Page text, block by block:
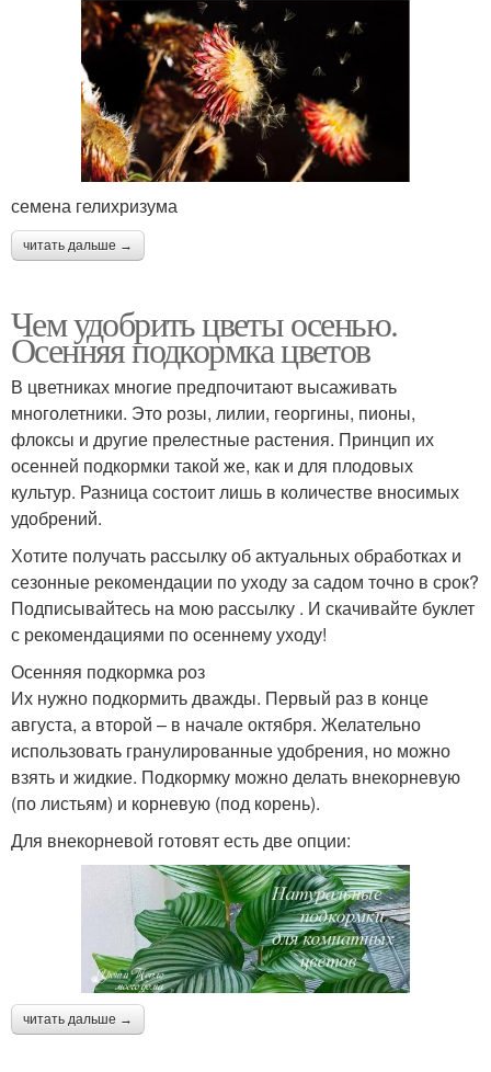
семена гелихризума
читать дальше →
Чем удобрить цветы осенью.
Осенняя подкормка цветов
В цветниках многие предпочитают высаживать
многолетники. Это розы, лилии, георгины, пионы,
флоксы и другие прелестные растения. Принцип их
осенней подкормки такой же, как и для плодовых
культур. Разница состоит лишь в количестве вносимых
удобрений.
Хотите получать рассылку об актуальных обработках и
сезонные рекомендации по уходу за садом точно в срок?
Подписывайтесь на мою рассылку . И скачивайте буклет
с рекомендациями по осеннему уходу!
Осенняя подкормка роз
Их нужно подкормить дважды. Первый раз в конце
августа, а второй – в начале октября. Желательно
использовать гранулированные удобрения, но можно
взять и жидкие. Подкормку можно делать внекорневую
(по листьям) и корневую (под корень).
Для внекорневой готовят есть две опции:
читать дальше →